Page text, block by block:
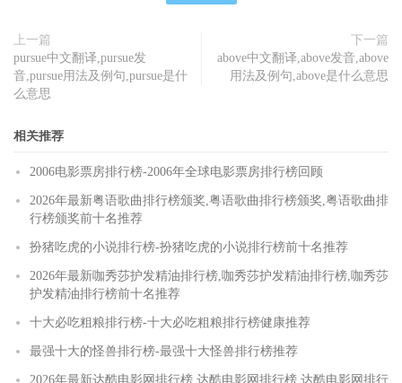
上一篇
pursue中文翻译,pursue发
音,pursue用法及例句,pursue是什
么意思
下一篇
above中文翻译,above发音,above
用法及例句,above是什么意思
相关推荐
2006电影票房排行榜-2006年全球电影票房排行榜回顾
2026年最新粤语歌曲排行榜颁奖,粤语歌曲排行榜颁奖,粤语歌曲排
行榜颁奖前十名推荐
扮猪吃虎的小说排行榜-扮猪吃虎的小说排行榜前十名推荐
2026年最新咖秀莎护发精油排行榜,咖秀莎护发精油排行榜,咖秀莎
护发精油排行榜前十名推荐
十大必吃粗粮排行榜-十大必吃粗粮排行榜健康推荐
最强十大的怪兽排行榜-最强十大怪兽排行榜推荐
2026年最新达酷电影网排行榜,达酷电影网排行榜,达酷电影网排行